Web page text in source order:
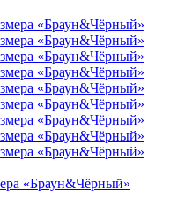
«Браун&Чёрный»